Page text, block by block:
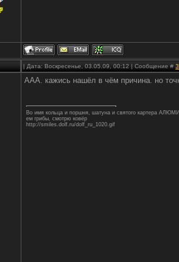
| Дата: Воскресенье, 03.05.09, 00:12 | Сообщение #
ААА. кажись нашёл в чём причина. но
Во имя кольца и поршня, шатуна и святого картера
ем грибы, смотрю ковёр
http://smiles.dolf.ru/dolf_ru_1020.gif